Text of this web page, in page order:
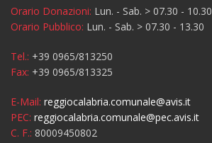
Orario Donazioni: Lun. - Sab. > 07.30 - 10.30
Orario Pubblico: Lun. - Sab. > 07.30 - 13.30
Tel.: +39 0965/813250
Fax: +39 0965/813325
E-Mail: reggiocalabria.comunale@avis.it
PEC: reggiocalabria.comunale@pec.avis.it
C. F.: 80009450802